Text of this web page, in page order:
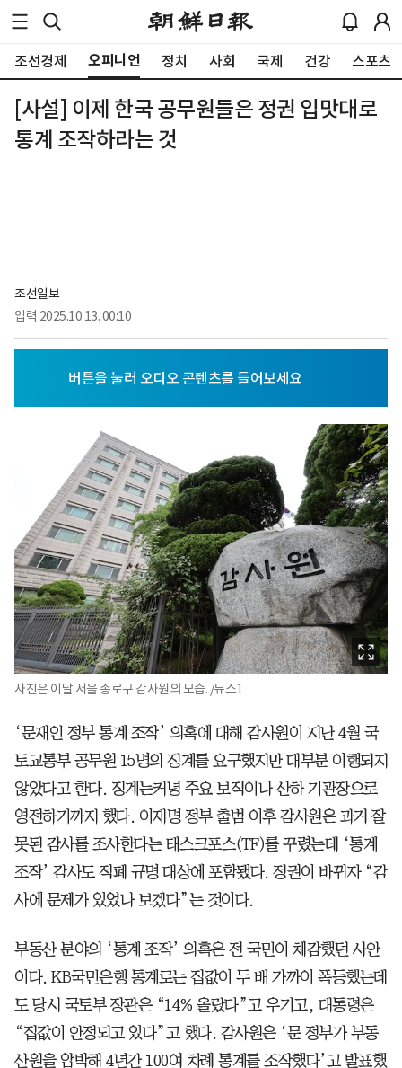
조선경제 오피니언 정치 사회 국제 건강 스포츠
[사설] 이제 한국 공무원들은 정권 입맛대로
통계 조작하라는 것
조선일보
입력 2025.10.13. 00:10
사진은 이날 서울 종로구 감사원의 모습. /뉴스1
‘문재인 정부 통계 조작’ 의혹에 대해 감사원이 지난 4월 국
토교통부 공무원 15명의 징계를 요구했지만 대부분 이행되지
않았다고 한다. 징계는커녕 주요 보직이나 산하 기관장으로
영전하기까지 했다. 이재명 정부 출범 이후 감사원은 과거 잘
못된 감사를 조사한다는 태스크포스(TF)를 꾸렸는데 ‘통계
조작’ 감사도 적폐 규명 대상에 포함됐다. 정권이 바뀌자 “감
사에 문제가 있었나 보겠다”는 것이다.
부동산 분야의 ‘통계 조작’ 의혹은 전 국민이 체감했던 사안
이다. KB국민은행 통계로는 집값이 두 배 가까이 폭등했는데
도 당시 국토부 장관은 “14% 올랐다”고 우기고, 대통령은
“집값이 안정되고 있다”고 했다. 감사원은 ‘문 정부가 부동
산원을 압박해 4년간 100여 차례 통계를 조작했다’고 발표했